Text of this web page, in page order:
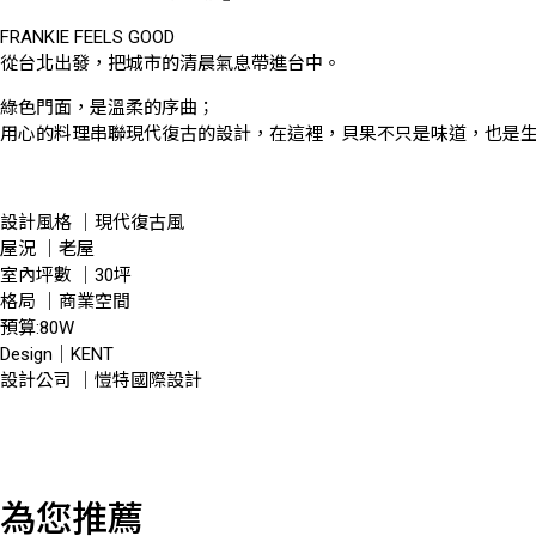
FRANKIE FEELS GOOD
從台北出發，把城市的清晨氣息帶進台中。
綠色門面，是溫柔的序曲；
用心的料理串聯現代復古的設計，在這裡，貝果不只是味道，也是
設計風格 ｜現代復古風
屋況 ｜老屋
室內坪數 ｜30坪
格局 ｜商業空間
預算:80W
Design｜KENT
設計公司 ｜愷特國際設計
為您推薦